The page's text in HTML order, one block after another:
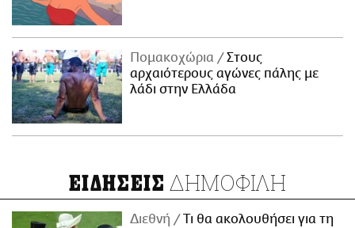
Πομακοχώρια
Στους
αρχαιότερους αγώνες πάλης με
λάδι στην Ελλάδα
ΕΙΔΗΣΕΙΣ ΔΗΜΟΦΙΛΗ
Διεθνή Τι θα ακολουθήσει για τη